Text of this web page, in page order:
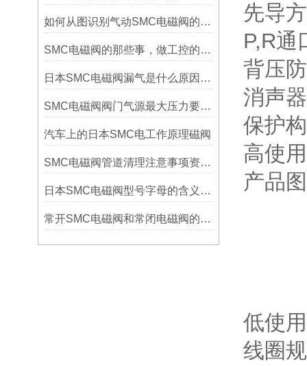
如何从图识别气动SMC电磁阀的位数与通数？
SMC电磁阀的那些事，做工控的都应该懂的
日本SMC电磁阀漏气是什么原因,电磁阀漏气怎么解决
SMC电磁阀阀门气源最大压力要求（气源质量的重要性）
汽车上的日本SMC电工作原理磁阀
SMC电磁阀管道清理注意事项资料有哪些
日本SMC电磁阀型号字母的含义及相关知识详解
常开SMC电磁阀和常闭电磁阀的区别是什么
先导
P,R通
背压
消声
保护
高使
产品
低使
线圈